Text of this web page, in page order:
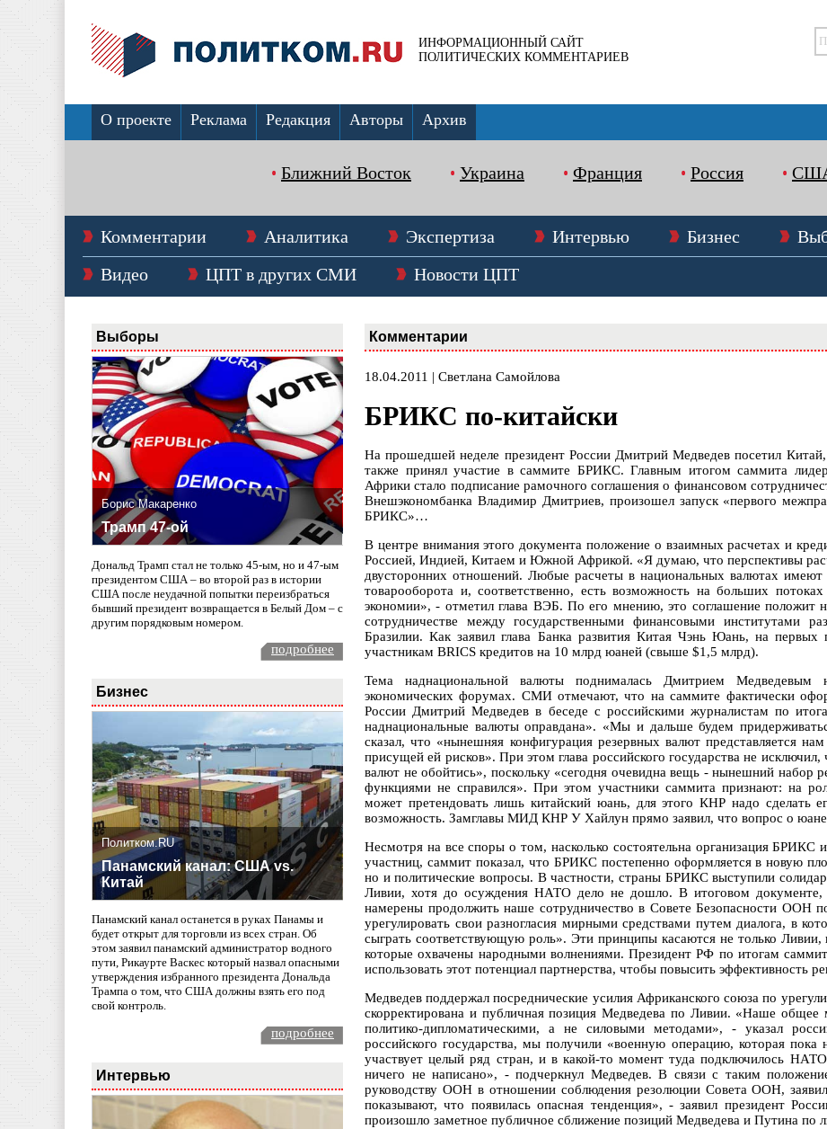
ИНФОРМАЦИОННЫЙ САЙТ
ПОЛИТИЧЕСКИХ КОММЕНТАРИЕВ
О проекте Реклама Редакция Авторы Архив
Ближний Восток Украина Франция Россия
Комментарии Аналитика Экспертиза Интервью Бизнес
Видео
ЦПТ в других СМИ Новости ЦПТ
Выборы
Борис Макаренко
Трамп 47-ой
Дональд Трамп стал не только 45-ым, но и 47-ым
президентом США – во второй раз в истории
США после неудачной попытки переизбраться
бывший президент возвращается в Белый Дом – с
другим порядковым номером.
подробнее
Бизнес
Политком.RU
Панамский канал: США vs.
Китай
Панамский канал останется в руках Панамы и
будет открыт для торговли из всех стран. Об
этом заявил панамский администратор водного
пути, Рикаурте Васкес который назвал опасными
утверждения избранного президента Дональда
Трампа о том, что США должны взять его под
свой контроль.
подробнее
Интервью
Комментарии
18.04.2011 | Светлана Самойлова
БРИКС по-китайски
На прошедшей неделе президент России Дмитрий Медведев посетил
также принял участие в саммите БРИКС. Главным итогом саммита
Африки стало подписание рамочного соглашения о финансовом
Внешэкономбанка Владимир Дмитриев, произошел запуск «первого
БРИКС»…
В центре внимания этого документа положение о взаимных расчетах и
Россией, Индией, Китаем и Южной Африкой. «Я думаю, что перспективы
двусторонних отношений. Любые расчеты в национальных валютах
товарооборота и, соответственно, есть возможность на больших
экономии», - отметил глава ВЭБ. По его мнению, это соглашение положит
сотрудничестве между государственными финансовыми институтами
Бразилии. Как заявил глава Банка развития Китая Чэнь Юань, на первых
участникам BRICS кредитов на 10 млрд юаней (свыше $1,5 млрд).
Тема наднациональной валюты поднималась Дмитрием Медведевым
экономических форумах. СМИ отмечают, что на саммите фактически
России Дмитрий Медведев в беседе с российскими журналистам по
наднациональные валюты оправдана». «Мы и дальше будем
сказал, что «нынешняя конфигурация резервных валют представляется
присущей ей рисков». При этом глава российского государства не исключил,
валют не обойтись», поскольку «сегодня очевидна вещь - нынешний набор
функциями не справился». При этом участники саммита признают: на
может претендовать лишь китайский юань, для этого КНР надо сделать
возможность. Замглавы МИД КНР У Хайлун прямо заявил, что вопрос о юане
Несмотря на все споры о том, насколько состоятельна организация БРИКС
участниц, саммит показал, что БРИКС постепенно оформляется в новую
но и политические вопросы. В частности, страны БРИКС выступили
Ливии, хотя до осуждения НАТО дело не дошло. В итоговом документе,
намерены продолжить наше сотрудничество в Совете Безопасности
урегулировать свои разногласия мирными средствами путем диалога, в
сыграть соответствующую роль». Эти принципы касаются не только
которые охвачены народными волнениями. Президент РФ по итогам
использовать этот потенциал партнерства, чтобы повысить эффективность
Медведев поддержал посреднические усилия Африканского союза по
скорректирована и публичная позиция Медведева по Ливии. «Наше общее
политико-дипломатическими, а не силовыми методами», - указал
российского государства, мы получили «военную операцию, которая
участвует целый ряд стран, и в какой-то момент туда подключилось
ничего не написано», - подчеркнул Медведев. В связи с таким
руководству ООН в отношении соблюдения резолюции Совета ООН,
показывают, что появилась опасная тенденция», - заявил президент
произошло заметное публичное сближение позиций Медведева и Путина по